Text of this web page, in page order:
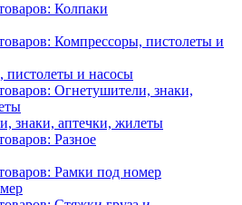
пистолеты и насосы
знаки, аптечки, жилеты